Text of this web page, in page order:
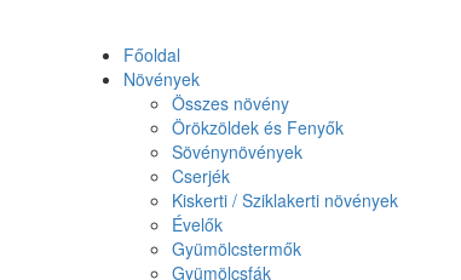
Főoldal
Növények
Összes növény
Örökzöldek és Fenyők
Sövénynövények
Cserjék
Kiskerti / Sziklakerti növények
Évelők
Gyümölcstermők
Gyümölcsfák